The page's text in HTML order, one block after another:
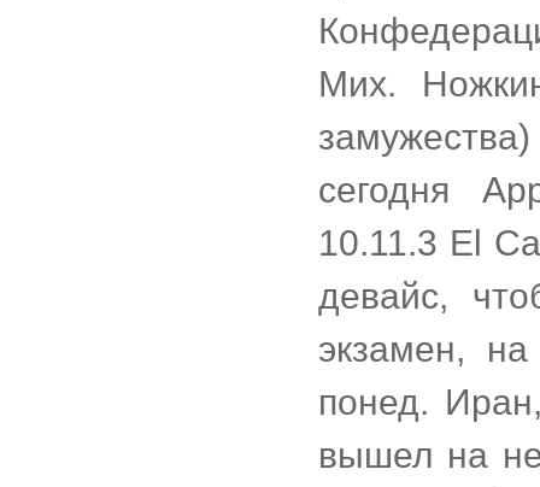
Мих.
сегодня
10.11.3 El
девайс,
экзамен,
понед.
вышел на